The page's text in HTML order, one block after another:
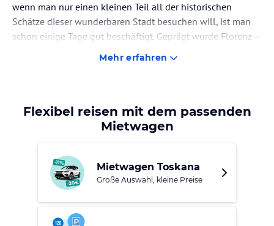
wenn man nur einen kleinen Teil all der historischen
Schätze dieser wunderbaren Stadt besuchen will, ist man
schon einige Tage gut beschäftigt. Geprägt wurde Florenz –
und überhaupt große Teile der Toskana – von der Familie
lang, indem sie prächtige Gebäude errichteten und viele
Künstler förderten. Die Spuren der Medici sind heute noch
Was soll man sich selbst abmühen, wenn die alten Meister
das viel besser können?Über Florenz urteilte Heinrich
Heine, sonst eher dem Spott zugeneigt, einmal so: Wenn
Florenz der Blumenstrauß an ihrem Herzen. Und der alte
Mehr erfahren
Flexibel reisen mit dem passenden
Mietwagen
Mietwagen Toskana
Große Auswahl, kleine Preise